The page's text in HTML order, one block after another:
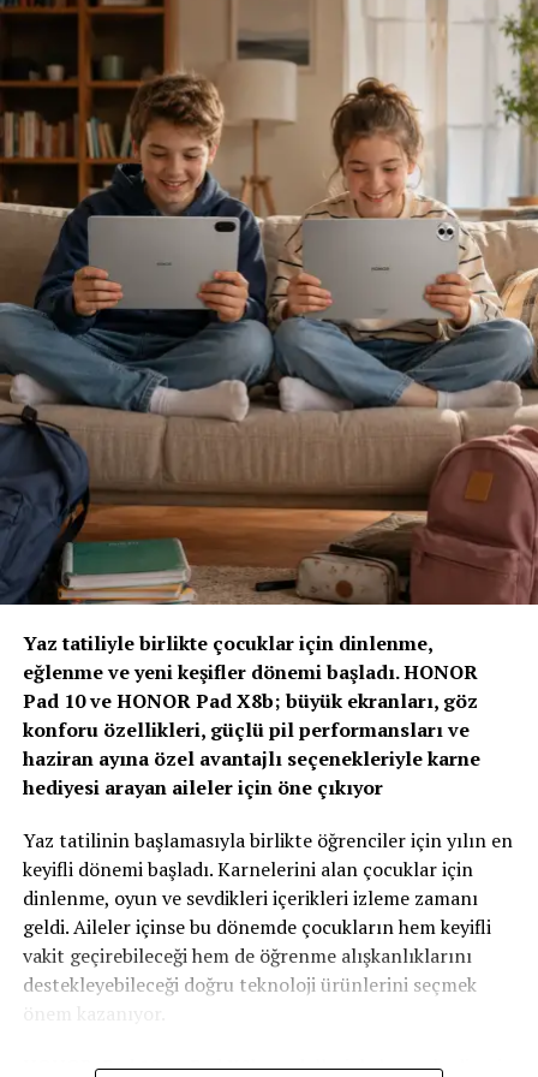
üzerine kurguladığımızda kaybeden taraf oluruz. Gerçek
rekabet; müşteriyi ve acenteyi daha iyi anlamak, riskleri
daha doğru değerlendirmek üzerine kurulmalıdır.”
Sigortacılığı sezonluk indirim odaklı yapıdan
uzaklaştırmak gerektiğini ifade edenÖlken,sözlerine
şöyle devam etti: “Toplam maliyetleri düşüren,
verimliliği artıran ve müşterilerimize daha erişilebilir
çözümler sunan bir sektör yapısına ihtiyacımız var. Bu
yüzden sektör olarak fabrika ayarlarımıza dönmeliyiz.
Bizim fabrika ayarlarımız; müşteriyi anlamakla başlar,
riski doğru değerlendirmekle, acenteyi güçlendirmekle
ve sürdürülebilir fiyatlama disipliniyle şekillenir. AXA
Türkiye olarak Empati Güvencesi yaklaşımımızı önleyici
sigortacılık anlayışıyla birleştiriyor, Adaptif Sigortacılık
2030 vizyonumuzla geleceğe hazırlanıyoruz. Çünkü
gelecekte değer yaratacak olan, yalnızca gerçekleşen
kayıpları karşılayan değil; hayatı koruyan, riskleri
öngören ve dayanıklılığı artıran sigortacılık modelidir.”
“Yapay Zeka ve Veri, Yeni Dönemin Belirleyicileri
Zirvenin dijitalleşme ve veri odaklı müşteri yönetimi
başlıklı oturumlarında, yapay zeka ve büyük verinin
sigortacılıkta karar alma süreçlerindeki etkisi ele alındı.
AXA Türkiye Satış, Kurumsal İletişim ve Sağlık
Başkanı Sanem Çıngay Buçukoğlu: “Önümüzdeki
daha anlamlı müşteri deneyimlerine dönüştürebilmek
olacak. Yapay zeka bize güçlü araçlar sunuyor; ancak
müşteri güvenini inşa eden temel değerler hâlâ şeffaflık,
tutarlılık ve uzun vadeli ilişki kurabilme becerisidir.
Teknolojinin sağladığı hız ve verimliliği, “Empati
Güvencesi” yaklaşımımızı da arkamıza alarak
Yaz tatiliyle birlikte çocuklar için dinlenme,
eğlenme ve yeni keşifler dönemi başladı. HONOR
Pad 10 ve HONOR Pad X8b; büyük ekranları, göz
konforu özellikleri, güçlü pil performansları ve
haziran ayına özel avantajlı seçenekleriyle karne
hediyesi arayan aileler için öne çıkıyor
Yaz tatilinin başlamasıyla birlikte öğrenciler için yılın en
keyifli dönemi başladı. Karnelerini alan çocuklar için
dinlenme, oyun ve sevdikleri içerikleri izleme zamanı
geldi. Aileler içinse bu dönemde çocukların hem keyifli
vakit geçirebileceği hem de öğrenme alışkanlıklarını
destekleyebileceği doğru teknoloji ürünlerini seçmek
önem kazanıyor.
HONOR, Pad 10 ve Pad X8b modelleriyle karne hediyesi